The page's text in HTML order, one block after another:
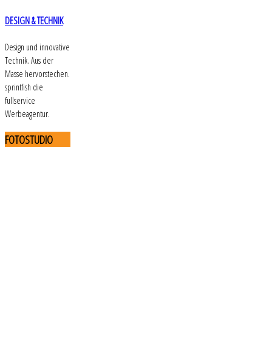
DESIGN & TECHNIK
Design und innovative
Technik. Aus der
Masse hervorstechen.
sprintfish die
fullservice
Werbeagentur.
FOTOSTUDIO